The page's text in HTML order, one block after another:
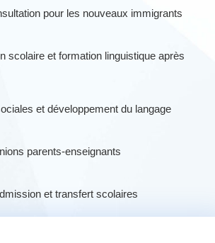
pour les nouveaux immigrants
scolaire et formation linguistique après
et développement du langage
parents-enseignants
et transfert scolaires